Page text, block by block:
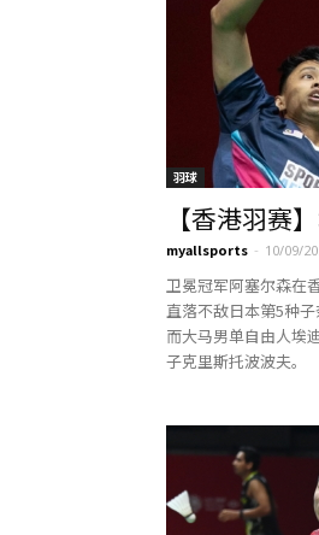
羽球
【香港羽赛
myallsports - 10/09/
卫冕冠军阿塞尔森在
直落不敌日本第5种子
而大马男单自由人埃
子克里斯托波波夫。